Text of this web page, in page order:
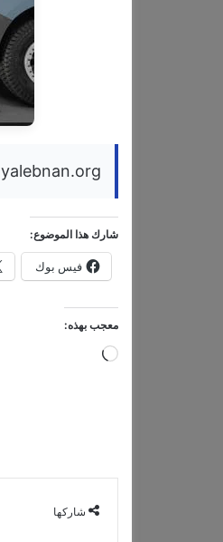
yalebnan.org — أسعار النفط تشعل طفرة بسوق السيارات الكهربائية في بريطانيا
شارك هذا الموضوع:
فيس بوك
معجب بهذه:
ج
ت
شاركها